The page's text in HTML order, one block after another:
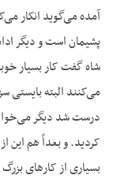
آمده می‌گوید انکار
پشیمان است و دیگر
شاه گفت کار بسیار
می‌کنند البته بایستی
درست شد دیگر
کردید. و بعداً هم
بسیاری از کارهای